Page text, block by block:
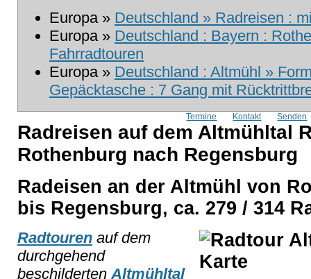
Europa » Deutschland » Radreisen :
Europa » Deutschland : Bayern :
Fahrradtouren
Europa » Deutschland : Altmühl »
Gepäcktasche : 7 Gang mit
Termine Kontakt Senden
Radreisen auf dem Altmühltal
Rothenburg nach Regensburg
Radeisen an der Altmühl von
bis Regensburg, ca. 279 / 314
Radtouren auf dem
durchgehend
beschildertenAltmühltal